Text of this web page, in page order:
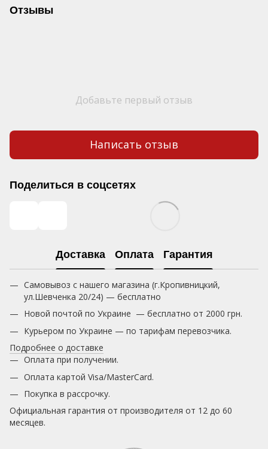
Отзывы
Добавьте первый отзыв
Написать отзыв
Поделиться в соцсетях
Доставка Оплата Гарантия
Самовывоз с нашего магазина (г.Кропивницкий,
ул.Шевченка 20/24) — бесплатно
Новой почтой по Украине — бесплатно от 2000 грн.
Курьером по Украине — по тарифам перевозчика.
Подробнее о доставке
Оплата при получении.
Оплата картой Visa/MasterCard.
Покупка в рассрочку.
Официальная гарантия от производителя от 12 до 60
месяцев.